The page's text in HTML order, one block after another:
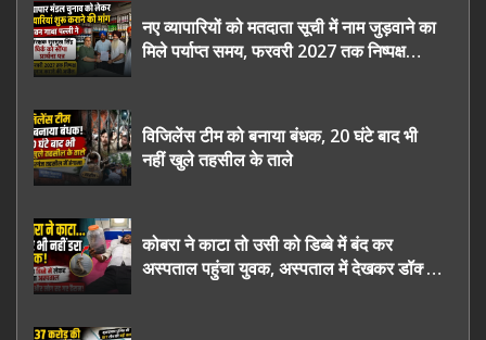
नए व्यापारियों को मतदाता सूची में नाम जुड़वाने का
मिले पर्याप्त समय, फरवरी 2027 तक निष्पक्ष
विजिलेंस टीम को बनाया बंधक, 20 घंटे बाद भी
नहीं खुले तहसील के ताले
कोबरा ने काटा तो उसी को डिब्बे में बंद कर
अस्पताल पहुंचा युवक, अस्पताल में देखकर डॉक्टर